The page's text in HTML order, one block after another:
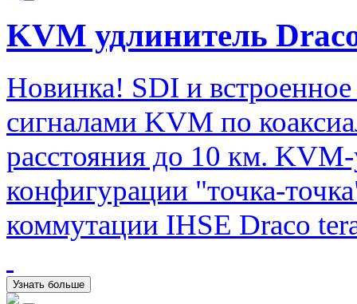
KVM удлинитель
Новинка! SDI и встроенное
сигналами KVM по
расстояния до 10 км. KVM-
конфигурации "точка-
коммутации IHSE Draco
Узнать больше